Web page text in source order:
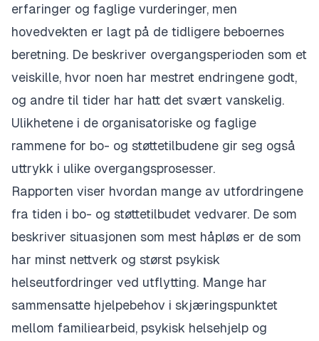
erfaringer og faglige vurderinger, men
hovedvekten er lagt på de tidligere beboernes
beretning. De beskriver overgangsperioden som et
veiskille, hvor noen har mestret endringene godt,
og andre til tider har hatt det svært vanskelig.
Ulikhetene i de organisatoriske og faglige
rammene for bo- og støttetilbudene gir seg også
uttrykk i ulike overgangsprosesser.
Rapporten viser hvordan mange av utfordringene
fra tiden i bo- og støttetilbudet vedvarer. De som
beskriver situasjonen som mest håpløs er de som
har minst nettverk og størst psykisk
helseutfordringer ved utflytting. Mange har
sammensatte hjelpebehov i skjæringspunktet
mellom familiearbeid, psykisk helsehjelp og